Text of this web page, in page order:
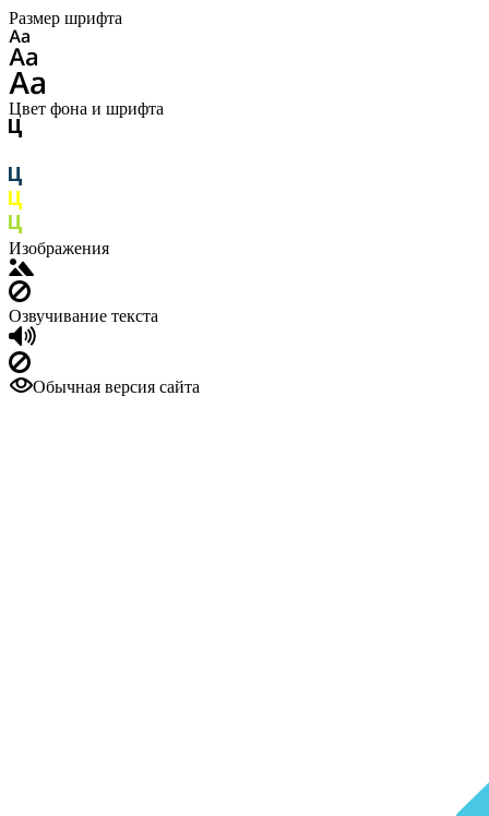
Размер шрифта
Цвет фона и шрифта
Изображения
Озвучивание текста
Обычная версия сайта